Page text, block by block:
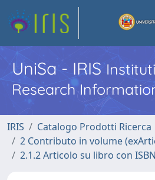
UniSa - IRIS
Research
IRIS
Catalogo Prodotti Ricerca
2 Contributo in volume
2.1.2 Articolo su libro con ISBN